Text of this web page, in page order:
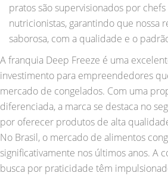
pratos são supervisionados por
nutricionistas, garantindo que nossa
saborosa, com a qualidade e o
A franquia Deep Freeze é uma
investimento para empreendedores
mercado de congelados. Com uma
diferenciada, a marca se destaca no
por oferecer produtos de alta
No Brasil, o mercado de alimentos
significativamente nos últimos anos. A
busca por praticidade têm